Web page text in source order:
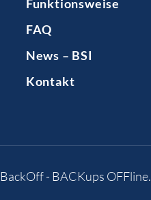
Funktionsweise
FAQ
News – BSI
Kontakt
BackOff - BACKups OFFline.